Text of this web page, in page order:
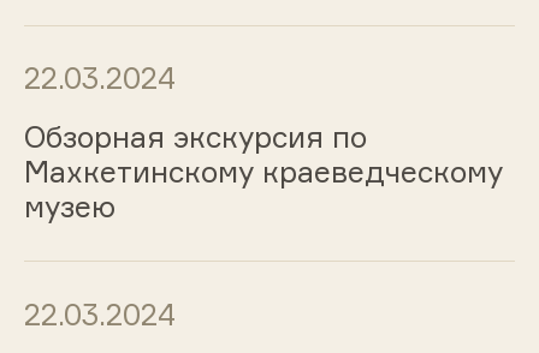
22.03.2024
Обзорная экскурсия по
Махкетинскому краеведческому
музею
22.03.2024